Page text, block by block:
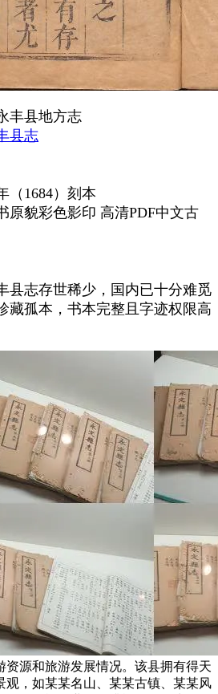
丰县地方志
县志
（1684）刻本
原貌彩色影印 高清PDF中文古
县志存世稀少，国内已十分难觅
藏孤本，书本完整且字迹权限高
资源和旅游发展情况。该县拥有得天
观，如某某名山、某某古镇、某某风